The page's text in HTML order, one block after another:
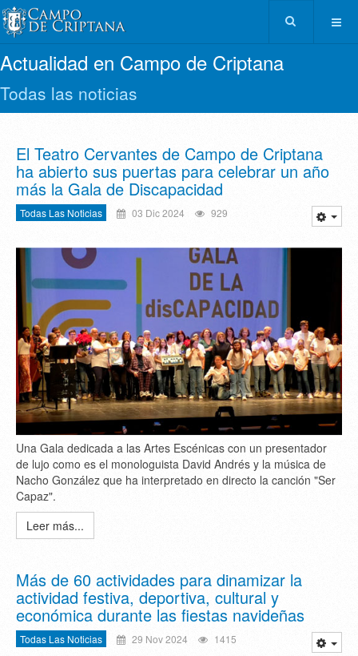
Actualidad en Campo de Criptana
Todas las noticias
El Teatro Cervantes de Campo de Criptana
ha abierto sus puertas para celebrar un año
más la Gala de Discapacidad
Todas Las Noticias 03 Dic 2024 929
Una Gala dedicada a las Artes Escénicas con un presentador
de lujo como es el monologuista David Andrés y la música de
Nacho González que ha interpretado en directo la canción "Ser
Capaz".
Leer más...
Más de 60 actividades para dinamizar la
actividad festiva, deportiva, cultural y
económica durante las fiestas navideñas
Todas Las Noticias 29 Nov 2024 1415